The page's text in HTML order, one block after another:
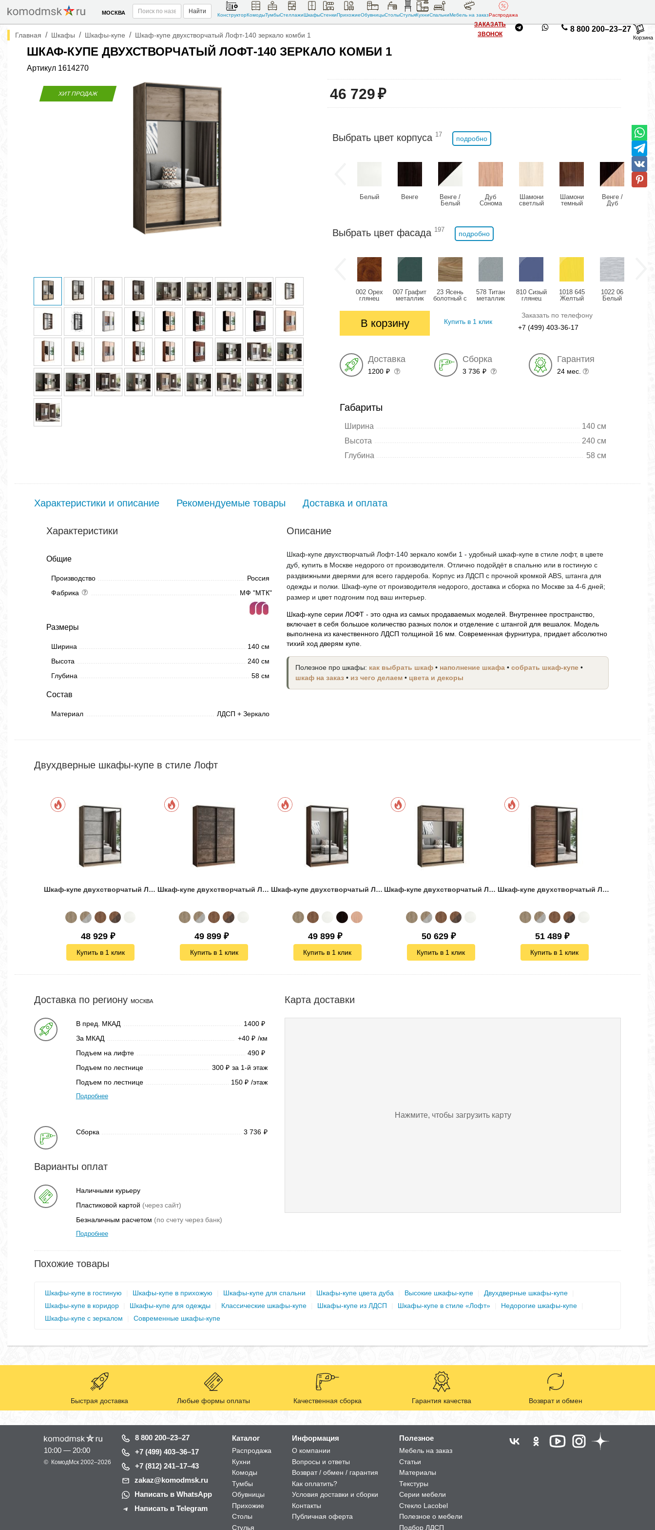
МОСКВА Найти
КонструкторКомодыТумбыСтеллажиШкафыСтенкиПрихожиеОбувницыСтолыСтульяКухниСпальниМебель на заказРаспродажа
ЗАКАЗАТЬ
ЗВОНОК
8 800 200–23–27
Корзина
Главная / Шкафы / Шкафы-купе / Шкаф-купе двухстворчатый Лофт-140 зеркало комби 1
ШКАФ-КУПЕ ДВУХСТВОРЧАТЫЙ ЛОФТ-140 ЗЕРКАЛО КОМБИ 1
Артикул 1614270
ХИТ ПРОДАЖ 46 729₽
Выбрать цвет корпуса 17
подробно
Белый Венге
Венге /
Белый
Дуб
Сонома
Шамони
светлый
Шамони
темный
Венге /
Дуб
Выбрать цвет фасада 197
подробно
002 Орех
глянец
007 Графит
металлик
23 Ясень
болотный с
578 Титан
металлик
810 Сизый
глянец
1018 645
Желтый
глянец
1022 06
Белый
В корзину Купить в 1 клик
Заказать по телефону
+7 (499) 403-36-17
Доставка
1200 ₽
Сборка
3 736 ₽
Гарантия
24 мес.
Габариты
Ширина
140 см
Высота
240 см
Глубина
58 см
Характеристики и описание Рекомендуемые товары Доставка и оплата
Характеристики
Общие
Производство
Россия
Фабрика
МФ "МТК"
Размеры
Ширина
140 см
Высота
240 см
Глубина
58 см
Состав
Материал ЛДСП + Зеркало
Описание
Шкаф-купе двухстворчатый Лофт-140 зеркало комби 1 - удобный шкаф-купе в стиле лофт, в цвете
дуб, купить в Москве недорого от производителя. Отлично подойдёт в спальню или в гостиную с
раздвижными дверями для всего гардероба. Корпус из ЛДСП с прочной кромкой ABS, штанга для
одежды и полки. Шкаф-купе от производителя недорого, доставка и сборка по Москве за 4-6 дней;
размер и цвет подгоним под ваш интерьер.
Шкаф-купе серии ЛОФТ - это одна из самых продаваемых моделей. Внутреннее пространство,
включает в себя большое количество разных полок и отделение с штангой для вешалок. Модель
выполнена из качественного ЛДСП толщиной 16 мм. Современная фурнитура, придает абсолютно
тихий ход дверям купе.
Полезное про шкафы: как выбрать шкаф • наполнение шкафа •собрать шкаф-купе •
шкаф на заказ • из чего делаем • цвета и декоры
Двухдверные шкафы-купе в стиле Лофт
Шкаф-купе двухстворчатый Лофт-160 зеркало комби 2
48 929 ₽
Купить в 1 клик
Шкаф-купе двухстворчатый Лофт-170
49 899 ₽
Купить в 1 клик
Шкаф-купе двухстворчатый Лофт-170 зеркало
49 899 ₽
Купить в 1 клик
Шкаф-купе двухстворчатый Лофт-180 зеркало комби 1
50 629 ₽
Купить в 1 клик
Шкаф-купе двухстворчатый Лофт-190 зеркало комби 2
51 489 ₽
Купить в 1 клик
Доставка по региону МОСКВА
В пред. МКАД 1400 ₽
За МКАД +40 ₽ /км
Подъем на лифте
490 ₽
Подъем по лестнице 300 ₽ за 1-й этаж
Подъем по лестнице
150 ₽ /этаж
Подробнее
Сборка 3 736 ₽
Варианты оплат
Наличными курьеру
Пластиковой картой (через сайт)
Безналичным расчетом (по счету через банк)
Подробнее
Карта доставки
Нажмите, чтобы загрузить карту
Похожие товары
Шкафы-купе в гостиную Шкафы-купе в прихожую Шкафы-купе для спальни Шкафы-купе цвета дуба Высокие шкафы-купе Двухдверные шкафы-купе
Шкафы-купе в коридор
Шкафы-купе для одежды Классические шкафы-купе Шкафы-купе из ЛДСП Шкафы-купе в стиле «Лофт» Недорогие шкафы-купе
Шкафы-купе с зеркалом
Современные шкафы-купе
Быстрая доставка Любые формы оплаты Качественная сборка Гарантия качества Возврат и обмен
10:00 — 20:00
© КомодМск 2002–2026
8 800 200–23–27
+7 (499) 403–36–17
+7 (812) 241–17–43
zakaz@komodmsk.ru
Написать в WhatsApp
Написать в Telegram
Каталог
Распродажа
Кухни
Комоды
Тумбы
Обувницы
Прихожие
Столы
Стулья
Информация
О компании
Вопросы и ответы
Возврат / обмен / гарантия
Как оплатить?
Условия доставки и сборки
Контакты
Публичная оферта
Полезное
Мебель на заказ
Статьи
Материалы
Текстуры
Серии мебели
Стекло Lacobel
Полезное о мебели
Подбор ЛДСП